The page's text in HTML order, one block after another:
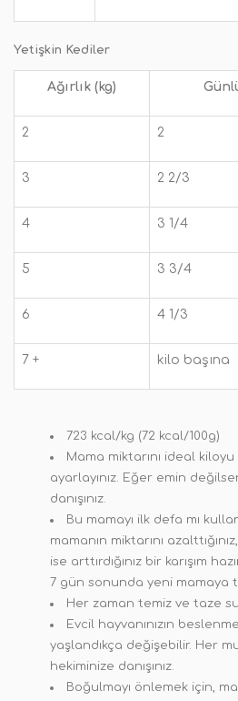
Yetişkin Kediler
Ağırlık (kg)
2 2
3 2 2/3
4 3 1/4
5 3 3/4
6 4 1/3
7 + kilo başına
723 kcal/kg (72 kcal/100g)
Mama miktarını ideal
ayarlayınız. Eğer emin
danışınız.
Bu mamayı ilk defa mı
mamanın miktarını
ise arttırdığınız bir karışım
7 gün sonunda yeni mamaya
Her zaman temiz ve taze
Evcil hayvanınızın
yaşlandıkça değişebilir. Her
hekiminize danışınız.
Boğulmayı önlemek için,